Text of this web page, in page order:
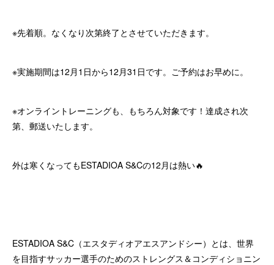
※先着順。なくなり次第終了とさせていただきます。
※実施期間は12月1日から12月31日です。ご予約はお早めに。
※オンライントレーニングも、もちろん対象です！達成され次
第、郵送いたします。
外は寒くなってもESTADIOA S&Cの12月は熱い🔥
ESTADIOA S&C（エスタディオアエスアンドシー）とは、世界
を目指すサッカー選手のためのストレングス＆コンディショニン